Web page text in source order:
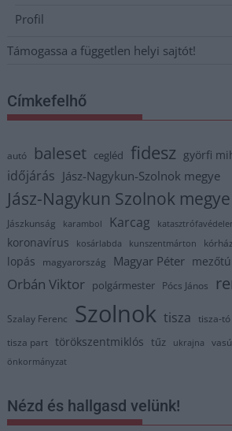
Profil
Támogassa a független helyi sajtót!
Címkefelhő
autó baleset cegléd fidesz györfi
időjárás Jász-Nagykun-Szolnok megye
Jász-Nagykun Szolnok megye
Jászkunság karambol Karcag
koronavírus kosárlabda kunszentmárton kórház
lopás magyarország Magyar Péter
Orbán Viktor polgármester Pócs János
Szalay Ferenc Szolnok tisza tisza-tó
tisza part törökszentmiklós tűz ukrajna
önkormányzat
Nézd és hallgasd velünk!